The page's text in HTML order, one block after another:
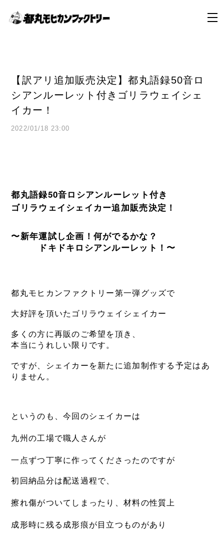
【訳アリ追加販売決定】都丸語録50音ロ
シアンルーレット付きゴリラウェイシェ
イカー！
2022/01/18 23:00
都丸語録50音ロシアンルーレット付き
ゴリラウェイシェイカー追加販売決定！
〜新年運試し企画！何がでるかな？
ドキドキロシアンルーレット！〜
都丸モヒカンファクトリー第一弾グッズで
大好評を頂いたゴリラウェイシェイカー
多くの方に再販のご希望を頂き、
本当にうれしい限りです。
ですが、シェイカーを新たに追加制作する予定はあ
りません。
というのも、今回のシェイカーは
九州の工場で職人さんが
一点ずつ丁寧に作ってくださったのですが
初回納品分は配送過程で、
擦れ傷がついてしまったり、材料の性質上
成形時に残る成形痕が目立つものがあり